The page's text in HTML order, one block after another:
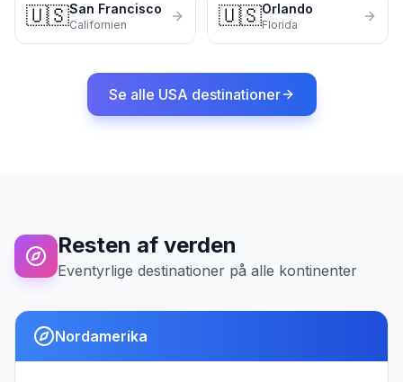
🇺🇸San Francisco
Californien 🇺🇸Orlando
Florida
Se alle USA destinationer
Resten af verden
Eventyrlige destinationer på alle kontinenter
Nordamerika